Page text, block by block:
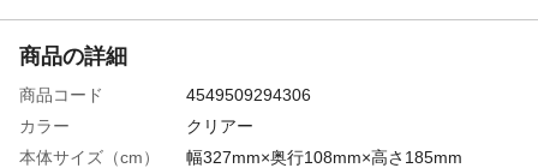
商品の詳細
商品コード
4549509294306
カラー
クリアー
本体サイズ（cm）
幅327mm×奥行108mm×高さ185mm